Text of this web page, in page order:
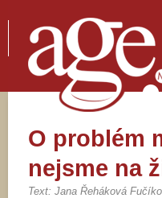
O problém
nejsme na
Text: Jana Řeháková